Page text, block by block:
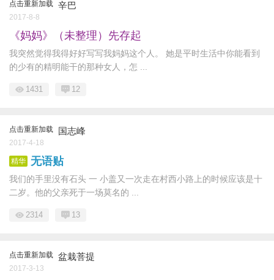
点击重新加载 辛巴
2017-8-8
《妈妈》（未整理）先存起
我突然觉得我得好好写写我妈妈这个人。 她是平时生活中你能看到
的少有的精明能干的那种女人，怎 ...
1431 12
点击重新加载 国志峰
2017-4-18
精华 无语贴
我们的手里没有石头 一 小盖又一次走在村西小路上的时候应该是十
二岁。他的父亲死于一场莫名的 ...
2314 13
点击重新加载 盆栽菩提
2017-3-13